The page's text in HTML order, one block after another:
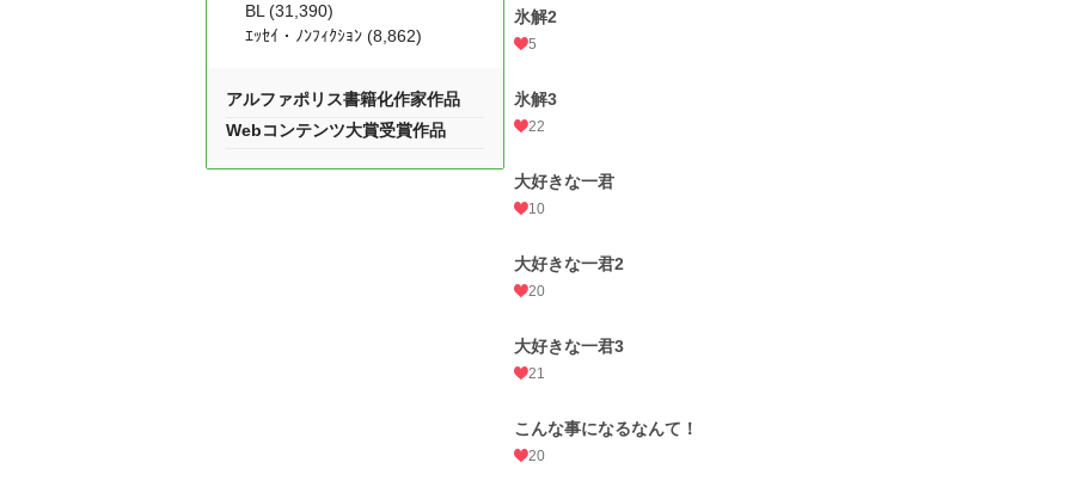
氷解2
5
氷解3
22
大好きな一君
10
大好きな一君2
20
大好きな一君3
21
こんな事になるなんて！
20
BL (31,390)
ｴｯｾｲ・ﾉﾝﾌｨｸｼｮﾝ (8,862)
アルファポリス書籍化作家作品
Webコンテンツ大賞受賞作品